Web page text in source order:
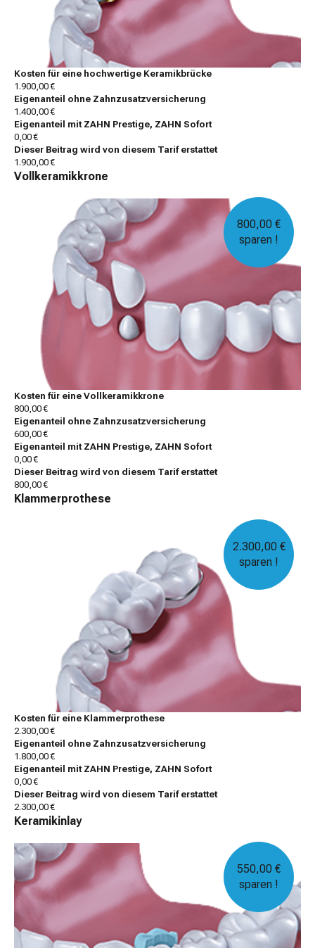
Kosten für eine hochwertige Keramikbrücke
1.900,00 €
Eigenanteil ohne Zahnzusatzversicherung
1.400,00 €
Eigenanteil mit ZAHN Prestige, ZAHN Sofort
0,00 €
Dieser Beitrag wird von diesem Tarif erstattet
1.900,00 €
Vollkeramikkrone
800,00 €
sparen !
Kosten für eine Vollkeramikkrone
800,00 €
Eigenanteil ohne Zahnzusatzversicherung
600,00 €
Eigenanteil mit ZAHN Prestige, ZAHN Sofort
0,00 €
Dieser Beitrag wird von diesem Tarif erstattet
800,00 €
Klammerprothese
2.300,00 €
sparen !
Kosten für eine Klammerprothese
2.300,00 €
Eigenanteil ohne Zahnzusatzversicherung
1.800,00 €
Eigenanteil mit ZAHN Prestige, ZAHN Sofort
0,00 €
Dieser Beitrag wird von diesem Tarif erstattet
2.300,00 €
Keramikinlay
550,00 €
sparen !